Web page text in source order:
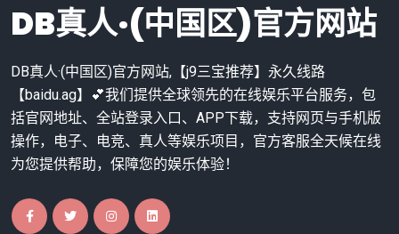
DB真人·(中国区)官方网站
DB真人·(中国区)官方网站,【j9三宝推荐】永久线路
【baidu.ag】💕我们提供全球领先的在线娱乐平台服务，包
括官网地址、全站登录入口、APP下载，支持网页与手机版
操作，电子、电竞、真人等娱乐项目，官方客服全天候在线
为您提供帮助，保障您的娱乐体验！